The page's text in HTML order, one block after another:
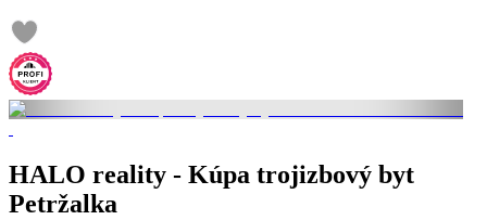
HALO reality - Kúpa trojizbový byt
Petržalka